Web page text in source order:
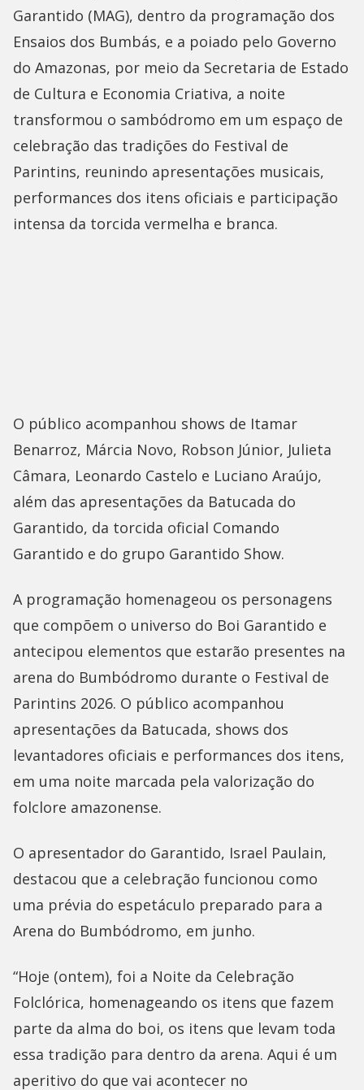
Garantido (MAG), dentro da programação dos
Ensaios dos Bumbás, e a poiado pelo Governo
do Amazonas, por meio da Secretaria de Estado
de Cultura e Economia Criativa, a noite
transformou o sambódromo em um espaço de
celebração das tradições do Festival de
Parintins, reunindo apresentações musicais,
performances dos itens oficiais e participação
intensa da torcida vermelha e branca.
O público acompanhou shows de Itamar
Benarroz, Márcia Novo, Robson Júnior, Julieta
Câmara, Leonardo Castelo e Luciano Araújo,
além das apresentações da Batucada do
Garantido, da torcida oficial Comando
Garantido e do grupo Garantido Show.
A programação homenageou os personagens
que compõem o universo do Boi Garantido e
antecipou elementos que estarão presentes na
arena do Bumbódromo durante o Festival de
Parintins 2026. O público acompanhou
apresentações da Batucada, shows dos
levantadores oficiais e performances dos itens,
em uma noite marcada pela valorização do
folclore amazonense.
O apresentador do Garantido, Israel Paulain,
destacou que a celebração funcionou como
uma prévia do espetáculo preparado para a
Arena do Bumbódromo, em junho.
“Hoje (ontem), foi a Noite da Celebração
Folclórica, homenageando os itens que fazem
parte da alma do boi, os itens que levam toda
essa tradição para dentro da arena. Aqui é um
aperitivo do que vai acontecer no